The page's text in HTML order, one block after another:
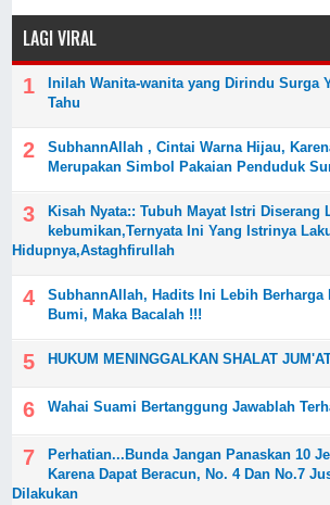
LAGI VIRAL
Inilah Wanita-wanita yang Dirindu Surga
Tahu
SubhannAllah , Cintai Warna Hijau,
Merupakan Simbol Pakaian Penduduk
Kisah Nyata:: Tubuh Mayat Istri Diserang
kebumikan,Ternyata Ini Yang Istrinya
Hidupnya,Astaghfirullah
SubhannAllah, Hadits Ini Lebih Berharga
Bumi, Maka Bacalah !!!
HUKUM MENINGGALKAN SHALAT
Wahai Suami Bertanggung Jawablah
Perhatian...Bunda Jangan Panaskan 10
Karena Dapat Beracun, No. 4 Dan No.7
Dilakukan